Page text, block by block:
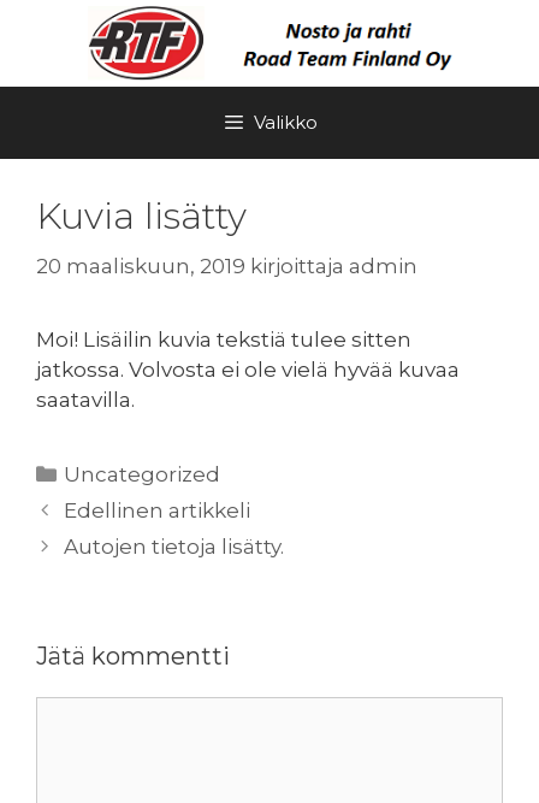
sisältöön
Valikko
Kuvia lisätty
20 maaliskuun, 2019 kirjoittaja admin
Moi! Lisäilin kuvia tekstiä tulee sitten
jatkossa. Volvosta ei ole vielä hyvää kuvaa
saatavilla.
Kategoriat
Uncategorized
Edellinen artikkeli
Autojen tietoja lisätty.
Jätä kommentti